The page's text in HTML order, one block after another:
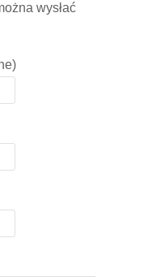
wysłać